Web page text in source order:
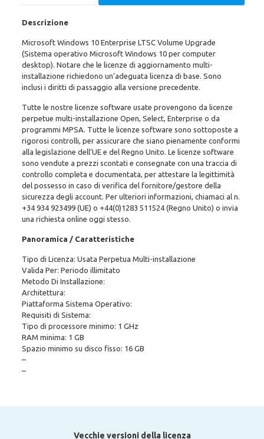
LTSC
Upgrade
quantità
Descrizione
Microsoft Windows 10 Enterprise LTSC Volume Upgrade
(Sistema operativo Microsoft Windows 10 per computer
desktop). Notare che le licenze di aggiornamento multi-
installazione richiedono un’adeguata licenza di base. Sono
inclusi i diritti di passaggio alla versione precedente.
Tutte le nostre licenze software usate provengono da licenze
perpetue multi-installazione Open, Select, Enterprise o da
programmi MPSA. Tutte le licenze software sono sottoposte a
rigorosi controlli, per assicurare che siano pienamente conformi
alla legislazione dell’UE e del Regno Unito. Le licenze software
sono vendute a prezzi scontati e consegnate con una traccia di
controllo completa e documentata, per attestare la legittimità
del possesso in caso di verifica del fornitore/gestore della
sicurezza degli account. Per ulteriori informazioni, chiamaci al n.
+34 934 923499(UE) o +44(0)1283 511524(Regno Unito) o invia
una richiesta online oggi stesso.
Panoramica / Caratteristiche
Tipo di Licenza: Usata Perpetua Multi-installazione
Valida Per: Periodo illimitato
Metodo Di Installazione:
Architettura:
Piattaforma Sistema Operativo:
Requisiti di Sistema:
Tipo di processore minimo: 1 GHz
RAM minima: 1 GB
Spazio minimo su disco fisso: 16 GB
–
–
Vecchie versioni della licenza